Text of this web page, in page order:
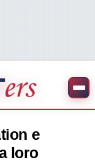
e
loro